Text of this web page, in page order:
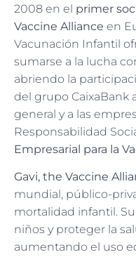
2008 en el primer
Vaccine Alliance en
Vacunación Infantil
sumarse a la lucha
abriendo la
del grupo CaixaBank
general y a las
Responsabilidad
Empresarial para la
Gavi, the Vaccine
mundial, público-
mortalidad infantil.
niños y proteger la
aumentando el uso